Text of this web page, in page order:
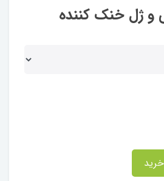
و ژل خنک کننده